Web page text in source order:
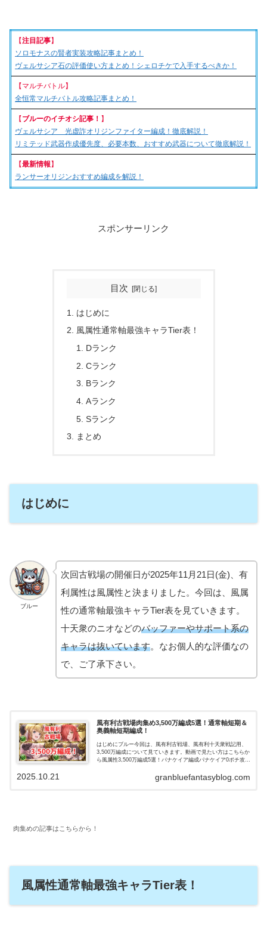
【注目記事】
ソロモナスの賢者実装攻略記事まとめ！
ヴェルサシア石の評価使い方まとめ！シェロチケで入手するべきか！
【マルチバトル】
全恒常マルチバトル攻略記事まとめ！
【ブルーのイチオシ記事！ 】
ヴェルサシア 光虚詐オリジンファイター編成！徹底解説！
リミテッド武器作成優先度、必要本数、おすすめ武器について徹底解説！
【最新情報】
ランサーオリジンおすすめ編成を解説！
スポンサーリンク
目次
はじめに
風属性通常軸最強キャラTier表！
Dランク
Cランク
Bランク
Aランク
Sランク
まとめ
はじめに
ブルー
次回古戦場の開催日が2025年11月21日(金)、有
利属性は風属性と決まりました。今回は、風属
性の通常軸最強キャラTier表を見ていきます。
十天衆のニオなどのバッファーやサポート系の
キャラは抜いています。なお個人的な評価なの
で、ご了承下さい。
風有利古戦場肉集め3,500万編成5選！通常軸短期＆
奥義軸短期編成！
はじめにブルー今回は、風有利古戦場、風有利十天衆戦記用、
3,500万編成について見ていきます。動画で見たい方はこちらか
ら風属性3,500万編成5選！パナケイア編成パナケイア0ポチ攻撃
granbluefantasyblog.com
2025.10.21
肉集めの記事はこちらから！
風属性通常軸最強キャラTier表！